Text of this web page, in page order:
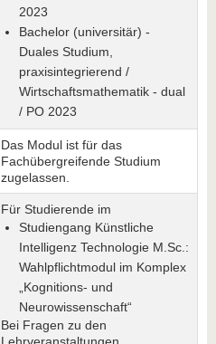
2023
Bachelor (universitär) -
Duales Studium,
praxisintegrierend /
Wirtschaftsmathematik - dual
/ PO 2023
Das Modul ist für das
Fachübergreifende Studium
zugelassen.
Für Studierende im
Studiengang Künstliche
Intelligenz Technologie M.Sc.:
Wahlpflichtmodul im Komplex
„Kognitions- und
Neurowissenschaft“
Bei Fragen zu den